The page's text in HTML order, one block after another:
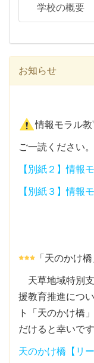
学校の概要
お知らせ
情報モラル教
ご一読ください。
【別紙２】情
【別紙３】情
「天のかけ
天草地域特別
援教育推進につ
ト「天のかけ橋
だけると幸いです
天のかけ橋【リ